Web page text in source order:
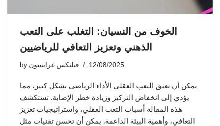
الخوف من النسيان: التغلب على التعب
الذهني وتعزيز التعافي للرياضيين
by فيليكس غرايسون 12/08/2025
يمكن أن تعيق التعب العقلي الأداء الرياضي بشكل كبير، مما
يؤدي إلى انخفاض التركيز وزيادة خطر الإصابة. تستكشف
هذه المقالة أسباب التعب العقلي، واستراتيجيات تعزيز
التعافي، وأهمية البيئة الداعمة. يمكن أن تحسن تقنيات مثل